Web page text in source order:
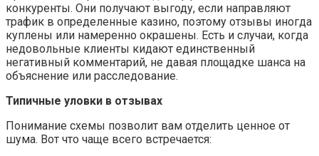
конкуренты. Они получают выгоду, если направляют
трафик в определенные казино, поэтому отзывы иногда
куплены или намеренно окрашены. Есть и случаи, когда
недовольные клиенты кидают единственный
негативный комментарий, не давая площадке шанса на
объяснение или расследование.
Типичные уловки в отзывах
Понимание схемы позволит вам отделить ценное от
шума. Вот что чаще всего встречается: